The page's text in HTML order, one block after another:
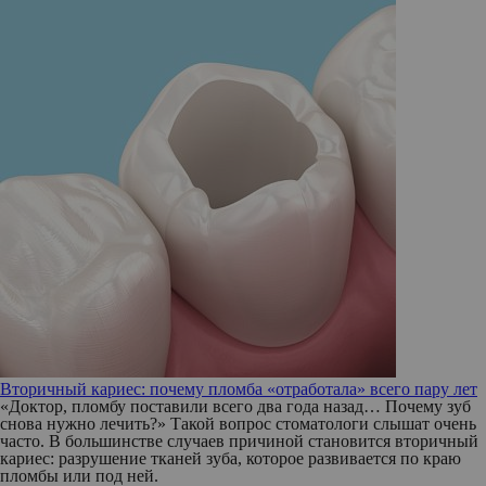
Вторичный кариес: почему пломба «отработала» всего пару лет
«Доктор, пломбу поставили всего два года назад… Почему зуб
снова нужно лечить?» Такой вопрос стоматологи слышат очень
часто. В большинстве случаев причиной становится вторичный
кариес: разрушение тканей зуба, которое развивается по краю
пломбы или под ней.